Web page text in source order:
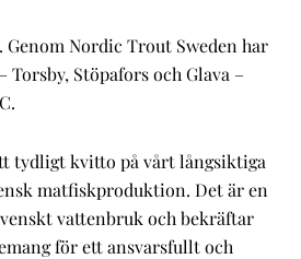
Nordic Trout Sweden har
Stöpafors och Glava –
tydligt kvitto på vårt långsiktiga
matfiskproduktion. Det är en
vattenbruk och bekräftar
för ett ansvarsfullt och